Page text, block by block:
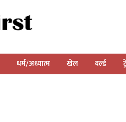
धर्म/अध्यात्म खेल वर्ल्ड